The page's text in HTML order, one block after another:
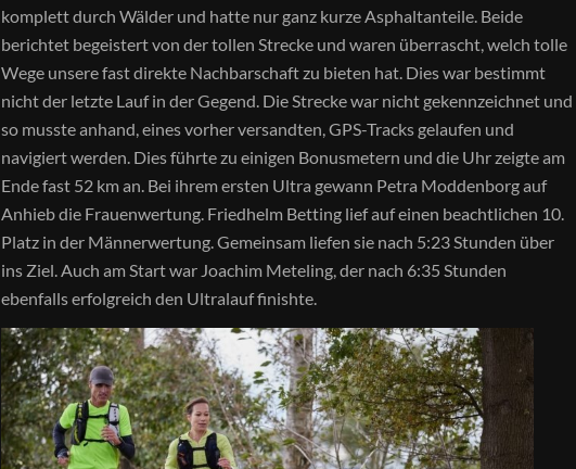
komplett durch Wälder und hatte nur ganz kurze Asphaltanteile. Beide
berichtet begeistert von der tollen Strecke und waren überrascht, welch tolle
Wege unsere fast direkte Nachbarschaft zu bieten hat. Dies war bestimmt
nicht der letzte Lauf in der Gegend. Die Strecke war nicht gekennzeichnet und
so musste anhand, eines vorher versandten, GPS-Tracks gelaufen und
navigiert werden. Dies führte zu einigen Bonusmetern und die Uhr zeigte am
Ende fast 52 km an. Bei ihrem ersten Ultra gewann Petra Moddenborg auf
Anhieb die Frauenwertung. Friedhelm Betting lief auf einen beachtlichen 10.
Platz in der Männerwertung. Gemeinsam liefen sie nach 5:23 Stunden über
ins Ziel. Auch am Start war Joachim Meteling, der nach 6:35 Stunden
ebenfalls erfolgreich den Ultralauf finishte.